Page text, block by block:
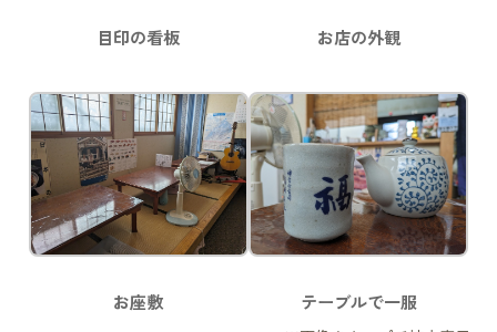
目印の看板 お店の外観
お座敷 テーブルで一服